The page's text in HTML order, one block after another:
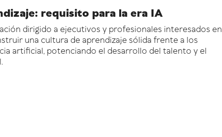
: requisito para la era IA
dirigido a ejecutivos y profesionales interesados en
una cultura de aprendizaje sólida frente a los
artificial, potenciando el desarrollo del talento y el